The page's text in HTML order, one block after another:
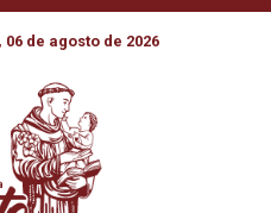
de agosto de 2026